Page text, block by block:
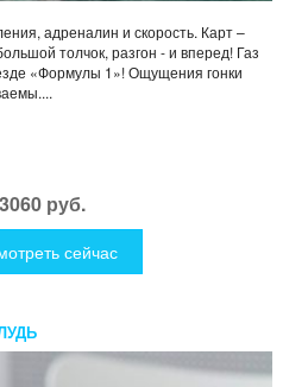
адреналин и скорость. Карт –
толчок, разгон - и вперед! Газ
«Формулы 1»! Ощущения гонки
3060 руб.
сейчас